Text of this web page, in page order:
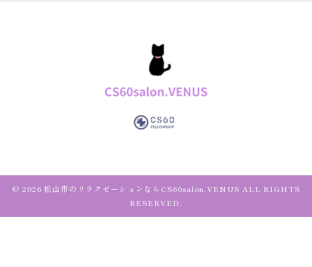
© 2026 松山市のリラクゼーションならCS60salon.VENUS ALL RIGHTS
RESERVED.